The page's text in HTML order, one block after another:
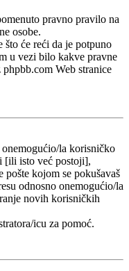
pravno pravilo na
osobe.
što će reći da je potpuno
u vezi bilo kakve pravne
Web stranice
la korisničko
[ili isto već postoji],
pošte kojom se pokušavaš
odnosno onemogućio/la
novih korisničkih
icu za pomoć.